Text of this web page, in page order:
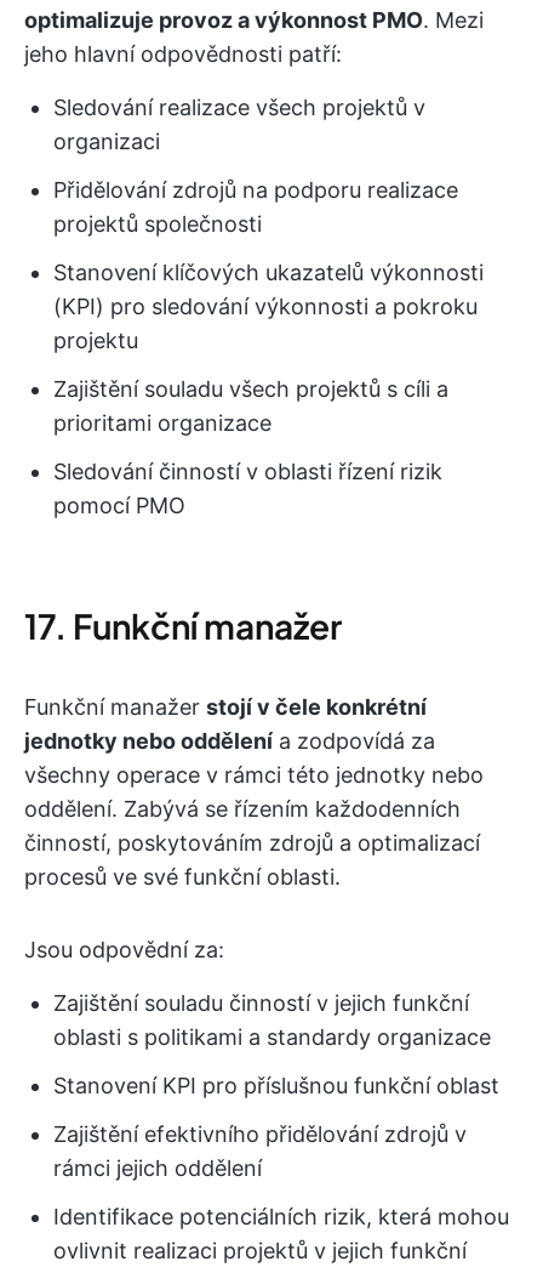
optimalizuje provoz a výkonnost PMO. Mezi
jeho hlavní odpovědnosti patří:
Sledování realizace všech projektů v
organizaci
Přidělování zdrojů na podporu realizace
projektů společnosti
Stanovení klíčových ukazatelů výkonnosti
(KPI) pro sledování výkonnosti a pokroku
projektu
Zajištění souladu všech projektů s cíli a
prioritami organizace
Sledování činností v oblasti řízení rizik
pomocí PMO
17. Funkční manažer
Funkční manažer stojí v čele konkrétní
jednotky nebo oddělení a zodpovídá za
všechny operace v rámci této jednotky nebo
oddělení. Zabývá se řízením každodenních
činností, poskytováním zdrojů a optimalizací
procesů ve své funkční oblasti.
Jsou odpovědní za:
Zajištění souladu činností v jejich funkční
oblasti s politikami a standardy organizace
Stanovení KPI pro příslušnou funkční oblast
Zajištění efektivního přidělování zdrojů v
rámci jejich oddělení
Identifikace potenciálních rizik, která mohou
ovlivnit realizaci projektů v jejich funkční